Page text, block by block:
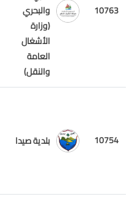
10763
والبحري
(وزارة
الأشغال
العامة
والنقل)
10754 بلدية صيدا